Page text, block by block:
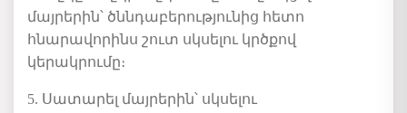
մայրերին՝ ծննդաբերությունից հետո
հնարավորինս շուտ սկսելու կրծքով
կերակրումը։
5. Սատարել մայրերին՝ սկսելու